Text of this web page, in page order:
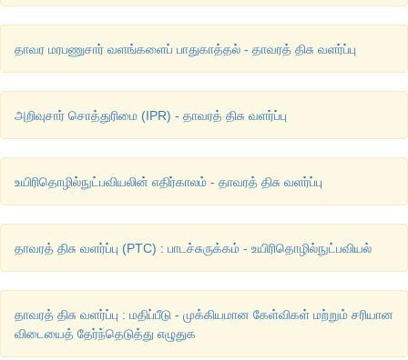
தாவர மரபணுசார் வளங்களைப் பாதுகாத்தல் - தாவரத் திசு வளர்ப்பு
அறிவுசார் சொத்துரிமை (IPR) - தாவரத் திசு வளர்ப்பு
உயிரிதொழில்நுட்பவியலின் எதிர்காலம் - தாவரத் திசு வளர்ப்பு
தாவரத் திசு வளர்ப்பு (PTC) : பாடச்சுருக்கம் - உயிரிதொழில்நுட்பவியல்
தாவரத் திசு வளர்ப்பு : மதிப்பீடு - முக்கியமான கேள்விகள் மற்றும் சரியான
விடையைத் தேர்ந்தெடுத்து எழுதுக